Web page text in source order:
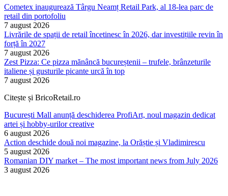
Cometex inaugurează Târgu Neamț Retail Park, al 18-lea parc de
retail din portofoliu
7 august 2026
Livrările de spații de retail încetinesc în 2026, dar investițiile revin în
forță în 2027
7 august 2026
Zest Pizza: Ce pizza mănâncă bucureștenii – trufele, brânzeturile
italiene și gusturile picante urcă în top
7 august 2026
Citește și BricoRetail.ro
București Mall anunță deschiderea ProfiArt, noul magazin dedicat
artei și hobby-urilor creative
6 august 2026
Action deschide două noi magazine, la Orăștie și Vladimirescu
5 august 2026
Romanian DIY market – The most important news from July 2026
3 august 2026